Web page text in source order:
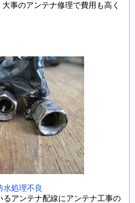
事のアンテナ修理で費用も高く
水処理不良
アンテナ配線にアンテナ工事の